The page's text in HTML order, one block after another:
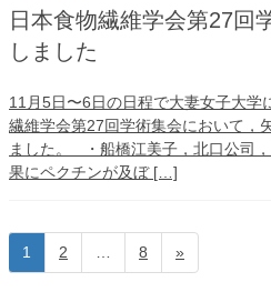
日本食物繊維学会第27回
しました
11月5日〜6日の日程で大妻女子大学
繊維学会第27回学術集会において，
ました。 ・船橋江美子，北口公司
果にペクチンが及ぼ […]
投
固
定
1
固
定
2 …
固
定
8 »